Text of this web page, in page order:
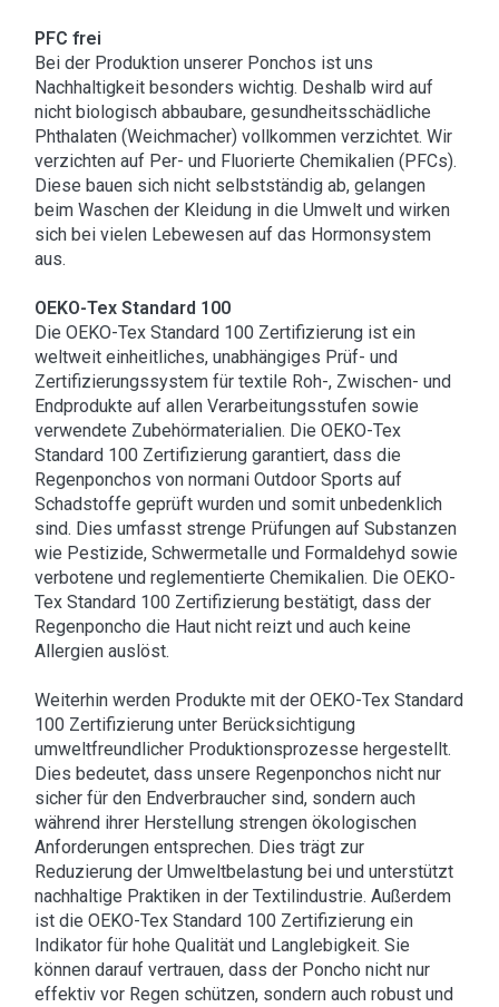
PFC frei
Bei der Produktion unserer Ponchos ist uns
Nachhaltigkeit besonders wichtig. Deshalb wird auf
nicht biologisch abbaubare, gesundheitsschädliche
Phthalaten (Weichmacher) vollkommen verzichtet. Wir
verzichten auf Per- und Fluorierte Chemikalien (PFCs).
Diese bauen sich nicht selbstständig ab, gelangen
beim Waschen der Kleidung in die Umwelt und wirken
sich bei vielen Lebewesen auf das Hormonsystem
aus.
OEKO-Tex Standard 100
Die OEKO-Tex Standard 100 Zertifizierung ist ein
weltweit einheitliches, unabhängiges Prüf- und
Zertifizierungssystem für textile Roh-, Zwischen- und
Endprodukte auf allen Verarbeitungsstufen sowie
verwendete Zubehörmaterialien. Die OEKO-Tex
Standard 100 Zertifizierung garantiert, dass die
Regenponchos von normani Outdoor Sports auf
Schadstoffe geprüft wurden und somit unbedenklich
sind. Dies umfasst strenge Prüfungen auf Substanzen
wie Pestizide, Schwermetalle und Formaldehyd sowie
verbotene und reglementierte Chemikalien. Die OEKO-
Tex Standard 100 Zertifizierung bestätigt, dass der
Regenponcho die Haut nicht reizt und auch keine
Allergien auslöst.
Weiterhin werden Produkte mit der OEKO-Tex Standard
100 Zertifizierung unter Berücksichtigung
umweltfreundlicher Produktionsprozesse hergestellt.
Dies bedeutet, dass unsere Regenponchos nicht nur
sicher für den Endverbraucher sind, sondern auch
während ihrer Herstellung strengen ökologischen
Anforderungen entsprechen. Dies trägt zur
Reduzierung der Umweltbelastung bei und unterstützt
nachhaltige Praktiken in der Textilindustrie. Außerdem
ist die OEKO-Tex Standard 100 Zertifizierung ein
Indikator für hohe Qualität und Langlebigkeit. Sie
können darauf vertrauen, dass der Poncho nicht nur
effektiv vor Regen schützen, sondern auch robust und